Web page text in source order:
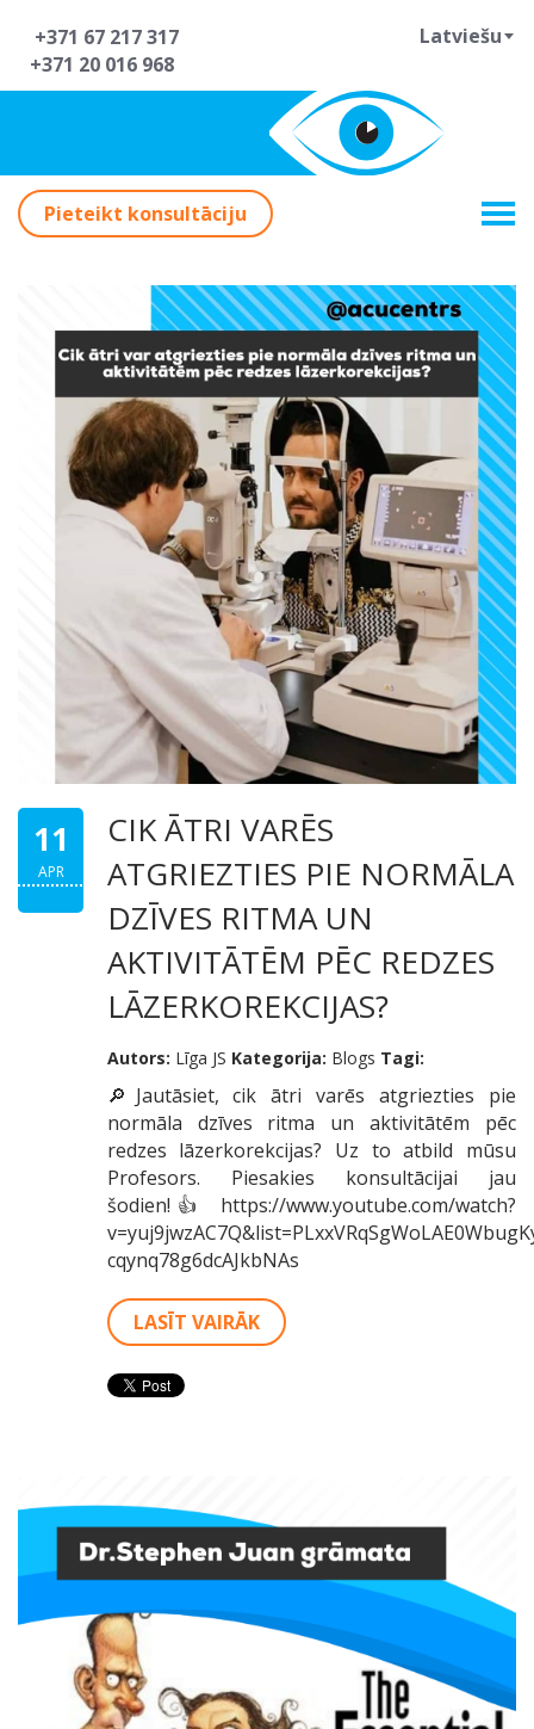
+371 67 217 317
+371 20 016 968
Latviešu
Pieteikt konsultāciju
11
APR
CIK ĀTRI VARĒS
ATGRIEZTIES PIE NORMĀLA
DZĪVES RITMA UN
AKTIVITĀTĒM PĒC REDZES
LĀZERKOREKCIJAS?
Autors: Līga JS Kategorija: Blogs Tagi:
🔎Jautāsiet, cik ātri varēs atgriezties pie
normāla dzīves ritma un aktivitātēm pēc
redzes lāzerkorekcijas? Uz to atbild mūsu
Profesors. Piesakies konsultācijai jau
šodien! 👍 https://www.youtube.com/watch?
cqynq78g6dcAJkbNAs
LASĪT VAIRĀK